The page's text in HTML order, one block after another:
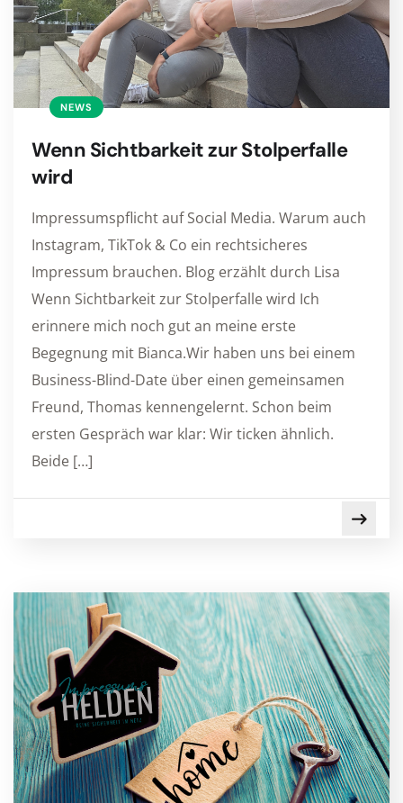
NEWS
Wenn Sichtbarkeit zur Stolperfalle
wird
Impressumspflicht auf Social Media. Warum auch
Instagram, TikTok & Co ein rechtsicheres
Impressum brauchen. Blog erzählt durch Lisa
Wenn Sichtbarkeit zur Stolperfalle wird Ich
erinnere mich noch gut an meine erste
Begegnung mit Bianca.Wir haben uns bei einem
Business-Blind-Date über einen gemeinsamen
Freund, Thomas kennengelernt. Schon beim
ersten Gespräch war klar: Wir ticken ähnlich.
Beide […]